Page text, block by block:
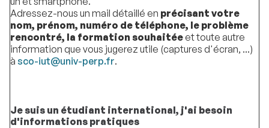
Adressez-nous un mail détaillé en précisant votre
nom, prénom, numéro de téléphone, le problème
rencontré, la formation souhaitéeet toute autre
information que vous jugerez utile (captures d'écran, ...)
à sco-iut@univ-perp.fr.
Je suis un étudiant international, j'ai besoin
d'informations pratiques